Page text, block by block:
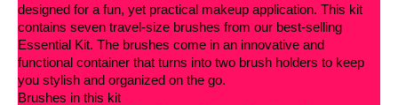
designed for a fun, yet practical makeup application. This kit
contains seven travel-size brushes from our best-selling
Essential Kit. The brushes come in an innovative and
functional container that turns into two brush holders to keep
you stylish and organized on the go.
Brushes in this kit